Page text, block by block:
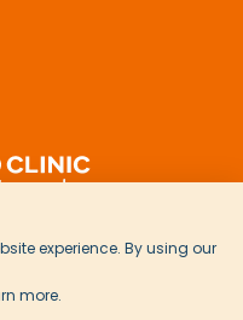
experience. By using our
more.